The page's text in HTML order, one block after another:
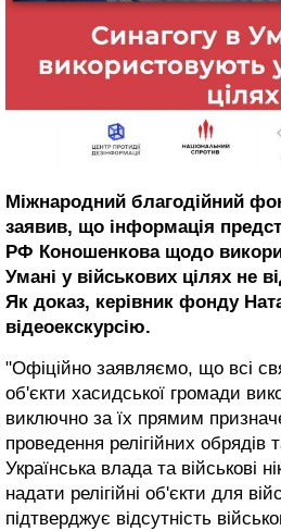
Міжнародний благодійний
заявив, що інформація
РФ Коношенкова щодо
Умані у військових цілях не
Як доказ, керівник фонду
відеоекскурсію.
"Офіційно заявляємо, що всі
об'єкти хасидської громади
виключно за їх прямим
проведення релігійних
Українська влада та військові
надати релігійні об'єкти для
підтверджує відсутність